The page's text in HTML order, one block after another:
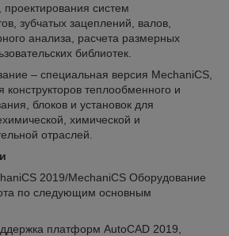
систем
зубчатых зацеплений, валов,
анализа, расчета размерных
библиотек.
– специальная версия MechaniCS,
конструкторов теплообменного и
блоков и установок для
химической и
отраслей.
2019/MechaniCS Оборудование
по следующим основным
платформ AutoCAD 2019,